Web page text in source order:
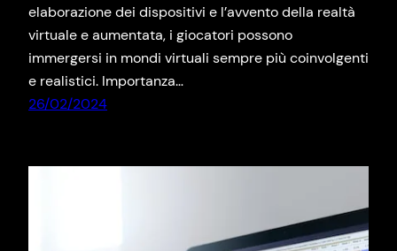
elaborazione dei dispositivi e l’avvento della realtà
virtuale e aumentata, i giocatori possono
immergersi in mondi virtuali sempre più coinvolgenti
e realistici. Importanza…
26/02/2024